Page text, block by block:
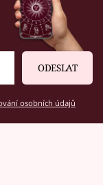
ODESLAT
osobních údajů